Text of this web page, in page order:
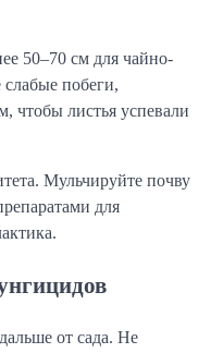
50–70 см для чайно-
побеги,
чтобы листья успевали
Мульчируйте почву
для
от сада. Не